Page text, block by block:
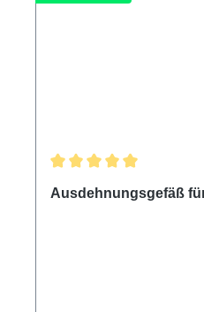
Ausdehnungsgefäß